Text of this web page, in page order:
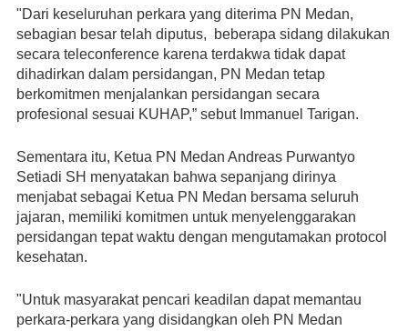
"Dari keseluruhan perkara yang diterima PN Medan,
sebagian besar telah diputus,  beberapa sidang dilakukan
secara teleconference karena terdakwa tidak dapat
dihadirkan dalam persidangan, PN Medan tetap
berkomitmen menjalankan persidangan secara
profesional sesuai KUHAP,” sebut Immanuel Tarigan.
Sementara itu, Ketua PN Medan Andreas Purwantyo
Setiadi SH menyatakan bahwa sepanjang dirinya
menjabat sebagai Ketua PN Medan bersama seluruh
jajaran, memiliki komitmen untuk menyelenggarakan
persidangan tepat waktu dengan mengutamakan protocol
kesehatan.
"Untuk masyarakat pencari keadilan dapat memantau
perkara-perkara yang disidangkan oleh PN Medan